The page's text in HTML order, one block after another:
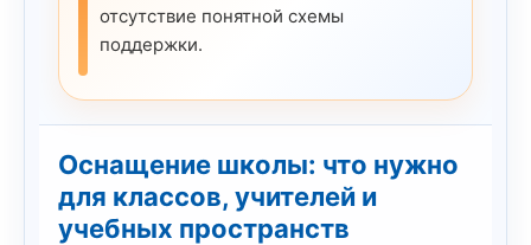
отсутствие понятной схемы
поддержки.
Оснащение школы: что нужно
для классов, учителей и
учебных пространств